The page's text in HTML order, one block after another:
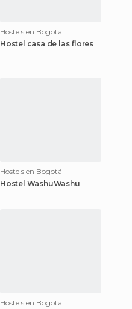
Hostels en Bogotá
Hostel casa de las flores
Hostels en Bogotá
Hostel WashuWashu
Hostels en Bogotá